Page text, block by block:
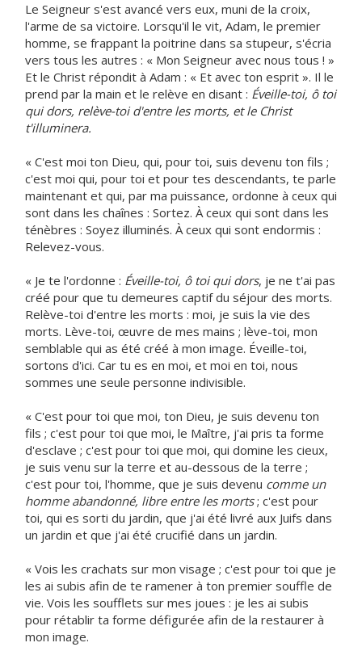
Le Seigneur s'est avancé vers eux, muni de la croix,
l'arme de sa victoire. Lorsqu'il le vit, Adam, le premier
homme, se frappant la poitrine dans sa stupeur, s'écria
vers tous les autres : « Mon Seigneur avec nous tous ! »
Et le Christ répondit à Adam : « Et avec ton esprit ». Il le
prend par la main et le relève en disant : Éveille-toi, ô toi
qui dors, relève-toi d'entre les morts, et le Christ
t'illuminera.
« C'est moi ton Dieu, qui, pour toi, suis devenu ton fils ;
c'est moi qui, pour toi et pour tes descendants, te parle
maintenant et qui, par ma puissance, ordonne à ceux qui
sont dans les chaînes : Sortez. À ceux qui sont dans les
ténèbres : Soyez illuminés. À ceux qui sont endormis :
Relevez-vous.
« Je te l'ordonne : Éveille-toi, ô toi qui dors, je ne t'ai pas
créé pour que tu demeures captif du séjour des morts.
Relève-toi d'entre les morts : moi, je suis la vie des
morts. Lève-toi, œuvre de mes mains ; lève-toi, mon
semblable qui as été créé à mon image. Éveille-toi,
sortons d'ici. Car tu es en moi, et moi en toi, nous
sommes une seule personne indivisible.
« C'est pour toi que moi, ton Dieu, je suis devenu ton
fils ; c'est pour toi que moi, le Maître, j'ai pris ta forme
d'esclave ; c'est pour toi que moi, qui domine les cieux,
je suis venu sur la terre et au-dessous de la terre ;
c'est pour toi, l'homme, que je suis devenu comme un
homme abandonné, libre entre les morts; c'est pour
toi, qui es sorti du jardin, que j'ai été livré aux Juifs dans
un jardin et que j'ai été crucifié dans un jardin.
« Vois les crachats sur mon visage ; c'est pour toi que je
les ai subis afin de te ramener à ton premier souffle de
vie. Vois les soufflets sur mes joues : je les ai subis
pour rétablir ta forme défigurée afin de la restaurer à
mon image.